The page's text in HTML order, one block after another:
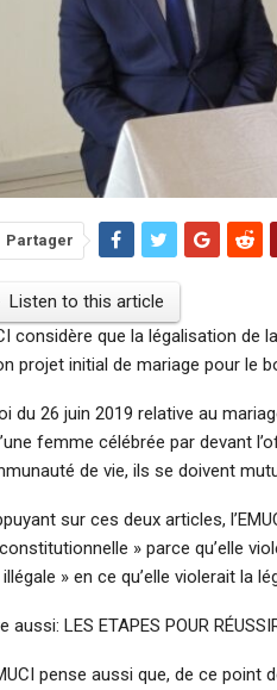
Partager
Listen to this article
considère que la légalisation de
projet initial de mariage pour le
du 26 juin 2019 relative au
femme célébrée par devant
de vie, ils se doivent
sur ces deux articles,
» parce qu’elle
» en ce qu’elle violerait la
aussi: LES ETAPES POUR
pense aussi que, de ce